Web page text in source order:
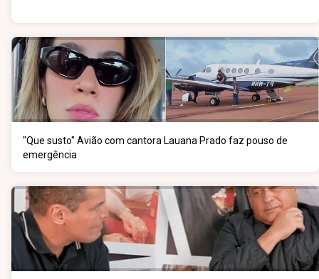
"Que susto" Avião com cantora Lauana Prado faz pouso de
emergência